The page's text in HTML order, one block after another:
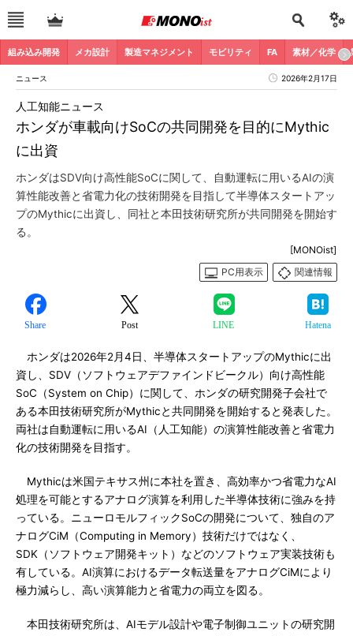
組み込み開発 メカ設計 製造マネジメント モビリティ FA 素材／化学
ニュース 2026年2月17日
ホンダが車載向けSoCの共同開発を目的にMythic
に出資
人工知能ニュース
ホンダはSDV向け高性能SoCに関して、自動運転に用いるAIの演
算性能改善と省電力化の技術開発を目指して半導体スタートアッ
プのMythicに出資し、同社と本田技術研究所が共同開発を開始す
る。
[MONOist]
PC用表示
関連情報
Share Post LINE Hatena
ホンダは2026年2月4日、半導体スタートアップのMythicに出
資し、SDV（ソフトウェアデファインドビークル）向け高性能
SoC（System on Chip）に関して、ホンダの研究開発子会社で
ある本田技術研究所がMythicと共同開発を開始すると発表した。
両社は自動運転に用いるAI（人工知能）の演算性能改善と省電力
化の技術開発を目指す。
Mythicは米国テキサス州に本社を置き、高効率かつ省電力なAI
処理を可能とするアナログ演算を利用した半導体技術に強みを持
っている。ニューロモルフィックSoCの開発について、独自のア
ナログCiM（Computing in Memory）技術だけではなく、
SDK（ソフトウェア開発キット）などのソフトウェア実装技術も
有している。AI演算におけるデータ転送量をアナログCiMにより
極力減らし、高い演算能力と省電力の両立を図る。
本田技術研究所は、AIモデル設計や電子制御ユニットの研究開